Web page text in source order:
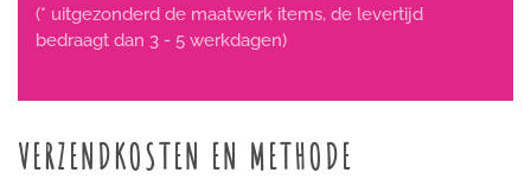
(* uitgezonderd de maatwerk items, de levertijd
bedraagt dan 3 - 5 werkdagen)
VERZENDKOSTEN EN METHODE